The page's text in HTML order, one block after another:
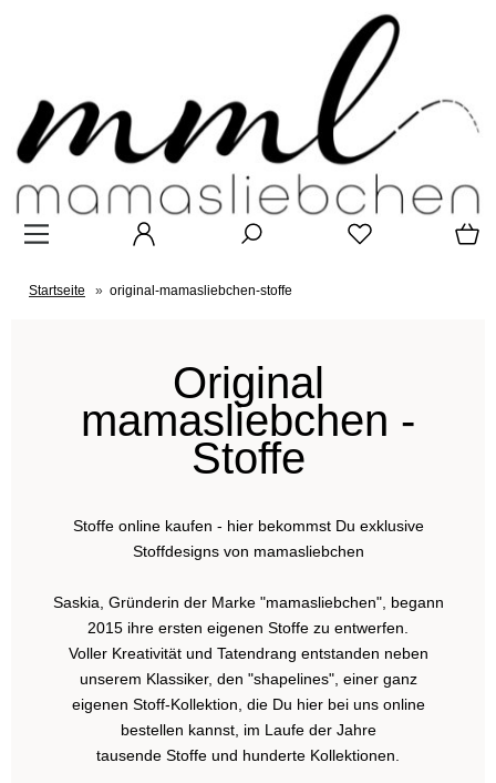
Startseite » original-mamasliebchen-stoffe
Original
mamasliebchen -
Stoffe
Stoffe online kaufen - hier bekommst Du exklusive
Stoffdesigns von mamasliebchen
Saskia, Gründerin der Marke "mamasliebchen", begann
2015 ihre ersten eigenen Stoffe zu entwerfen.
Voller Kreativität und Tatendrang entstanden neben
unserem Klassiker, den "shapelines", einer ganz
eigenen Stoff-Kollektion, die Du hier bei uns online
bestellen kannst, im Laufe der Jahre
tausende Stoffe und hunderte Kollektionen.